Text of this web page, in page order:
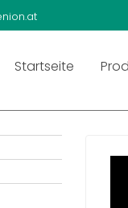
Startseite
2